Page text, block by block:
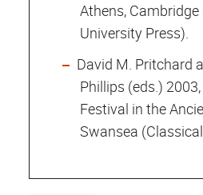
Athens,
University Press).
David M. Pritchard
Phillips (eds.)
Festival in the
Swansea